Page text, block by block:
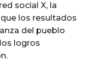
social X, la
los resultados
del pueblo
logros